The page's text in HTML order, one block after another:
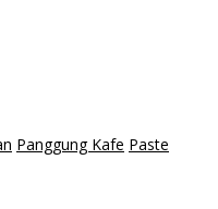
Panggung Kafe Paste